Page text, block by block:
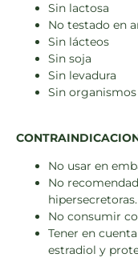
Sin lactosa
No testado en
Sin lácteos
Sin soja
Sin levadura
Sin
No usar en
No
hipersecretoras.
No consumir
Tener en
estradiol y